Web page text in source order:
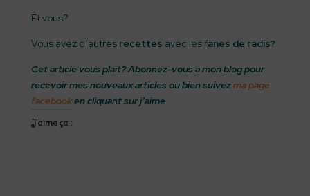
Et vous?
Vous avez d’autres recettes avec les fanes de radis?
Cet article vous plaît? Abonnez-vous à mon blog pour
recevoir mes nouveaux articles ou bien suivezma page
facebooken cliquant sur j’aime
J’aime ça :